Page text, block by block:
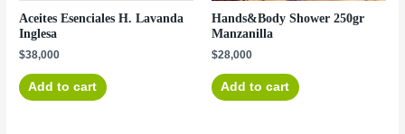
Aceites Esenciales H. Lavanda
Inglesa
$38,000
Add to cart
Hands&Body Shower 250gr
Manzanilla
$28,000
Add to cart